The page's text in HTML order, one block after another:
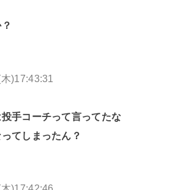
)17:43:31
手コーチって言ってたな
てしまったん？